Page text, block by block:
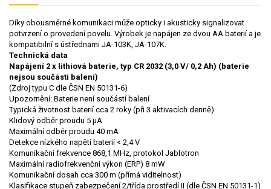
Díky obousměrné komunikaci může opticky i akusticky signalizovat
potvrzení o provedení povelu. Výrobek je napájen ze dvou AA baterií a je
kompatibilní s ústřednami JA-103K, JA-107K.
Technická data
Napájení 2 x lithiová baterie, typ CR 2032 (3,0 V/ 0,2 Ah) (baterie
nejsou součástí balení)
(Zdroj typu C dle ČSN EN 50131-6)
Upozornění: Baterie není součástí balení
Typická životnost baterií cca 2 roky (při 3 aktivacích denně)
Klidový odběr proudu 5 μA
Maximální odběr proudu 40 mA
Detekce nízkého napětí baterií < 2,4 V
Komunikační frekvence 868,1 MHz, protokol Jablotron
Maximální radiofrekvenční výkon (ERP) 8 mW
Komunikační dosah cca 300 m (přímá viditelnost)
Klasifikace stupeň zabezpečení 2/třída prostředí II (dle ČSN EN 50131-1)